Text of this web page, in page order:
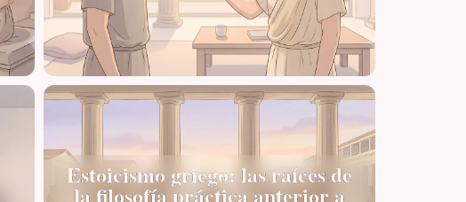
Estoicismo griego: las raíces de
la filosofía práctica anterior a